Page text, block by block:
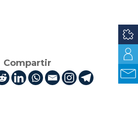
Compartir